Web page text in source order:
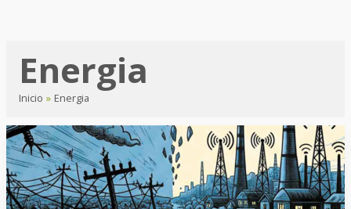
Energia
Inicio Energia
Desigualdades
persistentes